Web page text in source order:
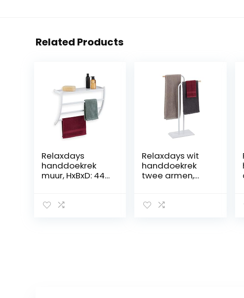
Related Products
Relaxdays
handdoekrek
muur, HxBxD: 44 x
stangen, wand
Relaxdays wit
handdoekrek
twee armen,
handdoekhoude